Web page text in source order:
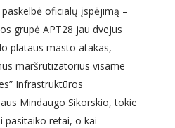
oficialų įspėjimą –
grupė APT28 jau dvejus
plataus masto atakas,
maršrutizatorius visame
Infrastruktūros
Mindaugo Sikorskio, tokie
pasitaiko retai, o kai